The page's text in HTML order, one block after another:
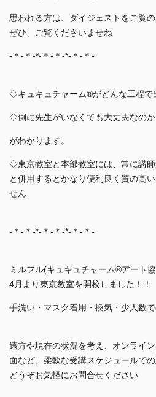
思われる方は、ダイジェストをご覧
ぜひ、ご覧くださいませね
-＊-＊-*-＊-＊-*-＊-＊-
◇キュキュチャーム®︎がどんな工程で
◇側に先生がいなくても大丈夫なのか
がわかります。
◇東京教室と本部教室には、常に講
と併用するとかなり便利良く質の高
せん
-＊-＊-*-＊-＊-*-＊-＊-
ミルフル(キュキュチャーム®︎アート
4月より東京教室を開校しました！！
手洗い・マスク着用・換気・少人数で
遠方や現在の状況を考え、オンライ
面など、柔軟な受講スケジュールで
どうぞお気軽にお問合せください